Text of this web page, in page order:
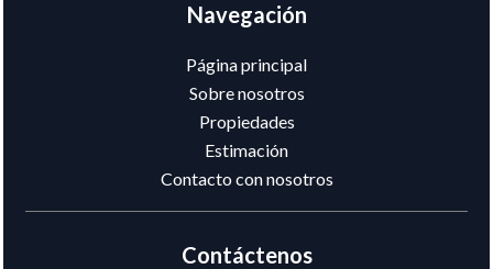
Navegación
Página principal
Sobre nosotros
Propiedades
Estimación
Contacto con nosotros
Contáctenos